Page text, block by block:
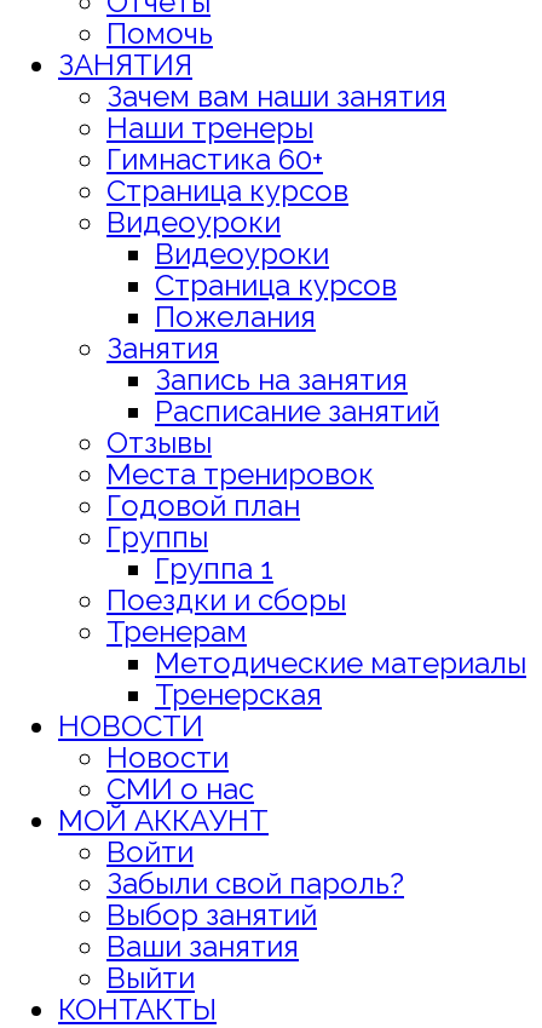
Помочь
ЗАНЯТИЯ
Зачем вам наши занятия
Наши тренеры
Гимнастика 60+
Страница курсов
Видеоуроки
Видеоуроки
Страница курсов
Пожелания
Занятия
Запись на занятия
Расписание занятий
Отзывы
Места тренировок
Годовой план
Группы
Группа 1
Поездки и сборы
Тренерам
Методические материалы
Тренерская
НОВОСТИ
Новости
СМИ о нас
МОЙ АККАУНТ
Войти
Забыли свой пароль?
Выбор занятий
Ваши занятия
Выйти
КОНТАКТЫ